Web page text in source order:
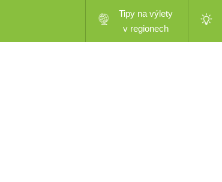
Tipy na výlety
v regionech